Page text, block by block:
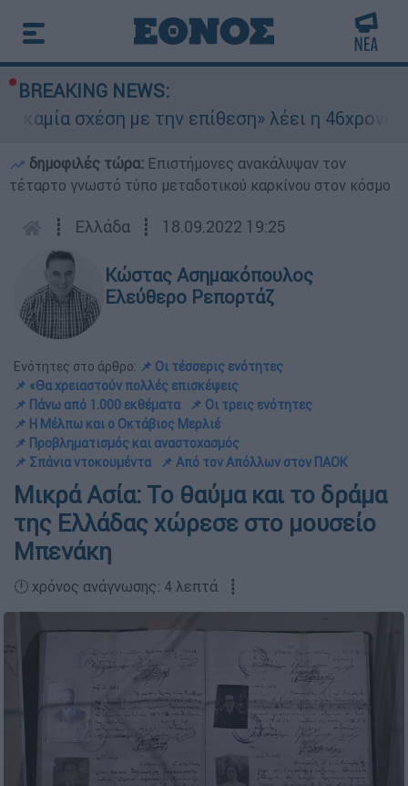
BREAKING NEWS:
με την επίθεση» λέει η 46χρονη - Τι
δημοφιλές τώρα: Επιστήμονες ανακάλυψαν τον
τέταρτο γνωστό τύπο μεταδοτικού καρκίνου στον κόσμο
┋ Ελλάδα ┋ 18.09.2022 19:25
Κώστας Ασημακόπουλος
Ελεύθερο Ρεπορτάζ
Ενότητες στο άρθρο: 📌 Οι τέσσερις ενότητες
📌 «Θα χρειαστούν πολλές επισκέψεις
📌 Πάνω από 1.000 εκθέματα
📌 Οι τρεις ενότητες
📌 Η Μέλπω και ο Οκτάβιος Μερλιέ
📌 Προβληματισμός και αναστοχασμός
📌 Σπάνια ντοκουμέντα
📌 Από τον Απόλλων στον ΠΑΟΚ
Μικρά Ασία: Το θαύμα και το δράμα
της Ελλάδας χώρεσε στο μουσείο
Μπενάκη
🕛 χρόνος ανάγνωσης: 4 λεπτά ┋